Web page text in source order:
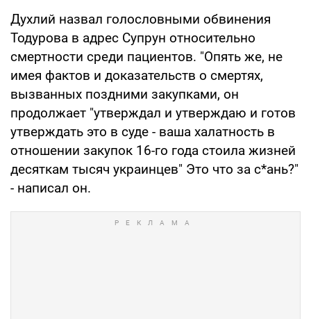
Духлий назвал голословными обвинения
Тодурова в адрес Супрун относительно
смертности среди пациентов. "Опять же, не
имея фактов и доказательств о смертях,
вызванных поздними закупками, он
продолжает "утверждал и утверждаю и готов
утверждать это в суде - ваша халатность в
отношении закупок 16-го года стоила жизней
десяткам тысяч украинцев" Это что за с*ань?"
- написал он.